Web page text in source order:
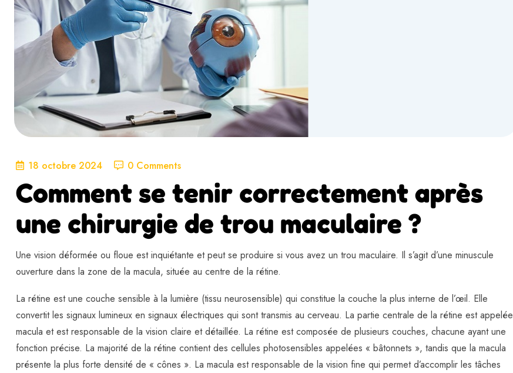
18 octobre 2024 0 Comments
Comment se tenir correctement après
une chirurgie de trou maculaire ?
Une vision déformée ou floue est inquiétante et peut se produire si vous avez un trou maculaire. Il s’agit d’une minuscule
ouverture dans la zone de la macula, située au centre de la rétine.
La rétine est une couche sensible à la lumière (tissu neurosensible) qui constitue la couche la plus interne de l’œil. Elle
convertit les signaux lumineux en signaux électriques qui sont transmis au cerveau. La partie centrale de la rétine est appelée
macula et est responsable de la vision claire et détaillée. La rétine est composée de plusieurs couches, chacune ayant une
fonction précise. La majorité de la rétine contient des cellules photosensibles appelées « bâtonnets », tandis que la macula
présente la plus forte densité de « cônes ». La macula est responsable de la vision fine qui permet d’accomplir les tâches